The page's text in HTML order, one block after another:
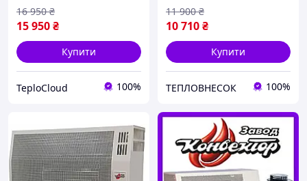
15 950₴
16 950 ₴
Купити
TeploCloud 100%
10 710₴
11 900 ₴
Купити
ТЕПЛОВНЕСОК 100%